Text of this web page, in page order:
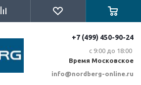
+7 (499) 450-90-24
с 9:00 до 18:00
Время Московское
info@nordberg-online.ru